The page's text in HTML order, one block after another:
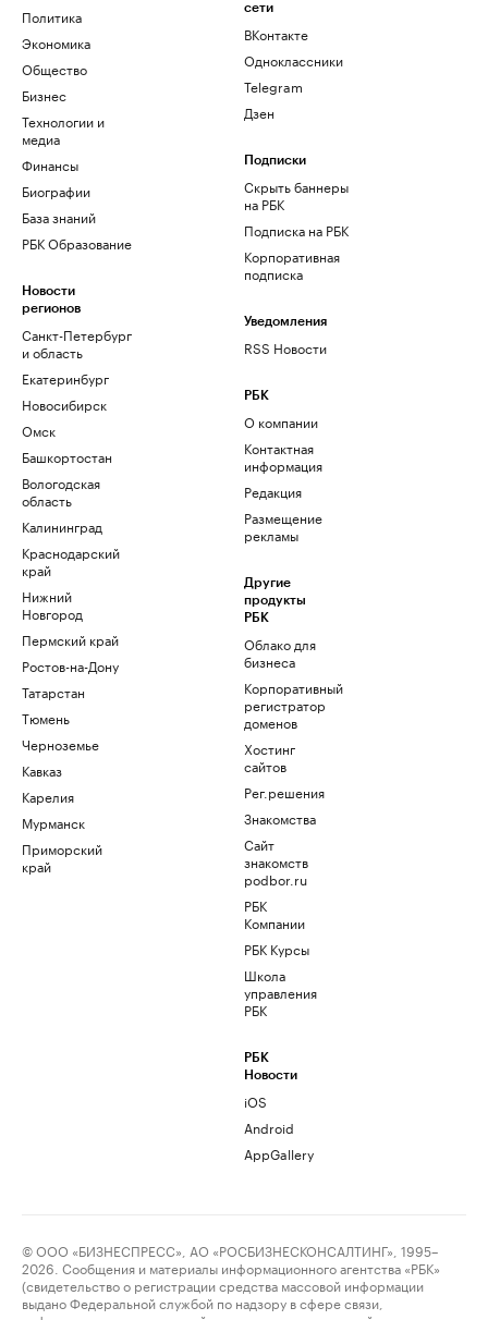
Политика
Экономика
Общество
Бизнес
Технологии и
медиа
Финансы
Биографии
База знаний
РБК Образование
Новости
регионов
Санкт-Петербург
и область
Екатеринбург
Новосибирск
Омск
Башкортостан
Вологодская
область
Калининград
Краснодарский
край
Нижний
Новгород
Пермский край
Ростов-на-Дону
Татарстан
Тюмень
Черноземье
Кавказ
Карелия
Мурманск
Приморский
край
сети
ВКонтакте
Одноклассники
Telegram
Дзен
Подписки
Скрыть баннеры
на РБК
Подписка на РБК
Корпоративная
подписка
Уведомления
RSS Новости
РБК
О компании
Контактная
информация
Редакция
Размещение
рекламы
Другие
продукты
РБК
Облако для
бизнеса
Корпоративный
регистратор
доменов
Хостинг
сайтов
Рег.решения
Знакомства
Сайт
знакомств
podbor.ru
РБК
Компании
РБК Курсы
Школа
управления
РБК
РБК
Новости
iOS
Android
AppGallery
© ООО «БИЗНЕСПРЕСС», АО «РОСБИЗНЕСКОНСАЛТИНГ», 1995–
2026. Сообщения и материалы информационного агентства «РБК»
(свидетельство о регистрации средства массовой информации
выдано Федеральной службой по надзору в сфере связи,